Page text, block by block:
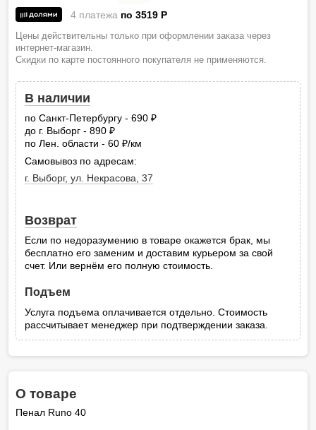
4 платежа по 3519 P
Цены действительны только при оформлении заказа через
интернет-магазин.
Скидки по карте постоянного покупателя не применяются.
В наличии
по Санкт-Петербургу - 690
до г. Выборг - 890
по Лен. области - 60
руб.
/км
Самовывоз по адресам:
г. Выборг, ул. Некрасова, 37
Возврат
Если по недоразумению в товаре окажется брак, мы
бесплатно его заменим и доставим курьером за свой
счет. Или вернём его полную стоимость.
Подъем
Услуга подъема оплачивается отдельно. Стоимость
рассчитывает менеджер при подтверждении заказа.
О товаре
Пенал Runo 40